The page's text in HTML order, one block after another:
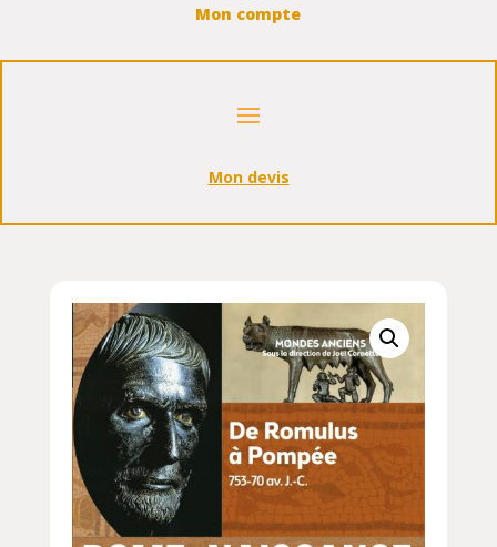
Mon compte
Mon devis